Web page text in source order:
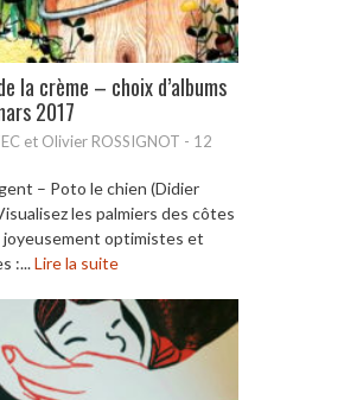
la crème – choix d’albums
2017
et Olivier ROSSIGNOT - 12
– Poto le chien (Didier
les palmiers des côtes
optimistes et
:...Lire la suite